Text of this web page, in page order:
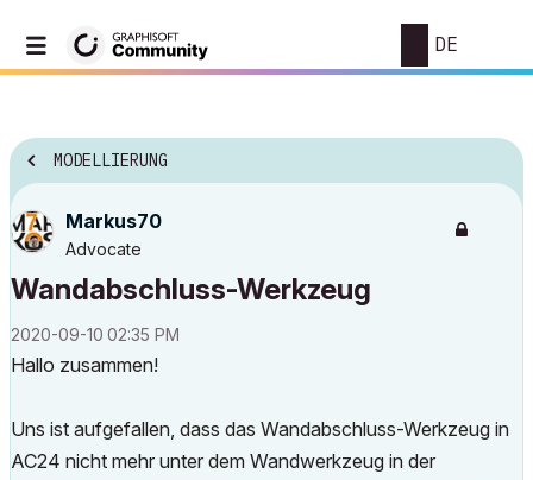
DE
MODELLIERUNG
Markus70
Advocate
Wandabschluss-Werkzeug
‎2020-09-10 02:35 PM
Hallo zusammen!
Uns ist aufgefallen, dass das Wandabschluss-Werkzeug in
AC24 nicht mehr unter dem Wandwerkzeug in der